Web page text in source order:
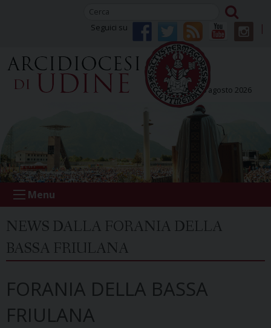
Seguici su
giovedì 06 agosto 2026
Menu
NEWS DALLA FORANIA DELLA
BASSA FRIULANA
FORANIA DELLA BASSA
FRIULANA